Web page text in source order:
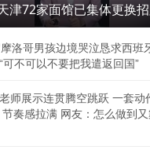
津72家面馆已集体更换
洛哥男孩边境哭泣恳求西班
可不可以不要把我遣返回国”
师展示连贯腾空跳跃 一套动
奏感拉满 网友：怎么做到